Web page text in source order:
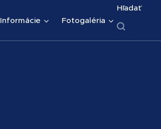
Informácie Fotogaléria
Hľadať